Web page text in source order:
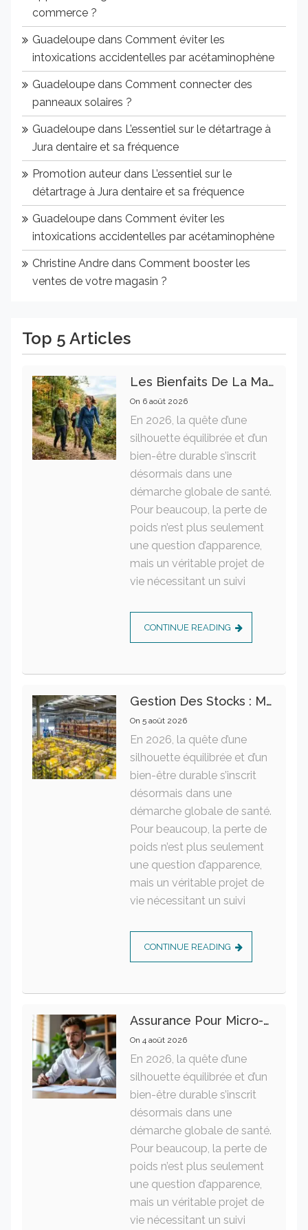
commerce ?
Guadeloupe dans Comment éviter les
intoxications accidentelles par acétaminophène
Guadeloupe dans Comment connecter des
panneaux solaires ?
Guadeloupe dans L’essentiel sur le détartrage à
Jura dentaire et sa fréquence
Promotion auteur dans L’essentiel sur le
détartrage à Jura dentaire et sa fréquence
Guadeloupe dans Comment éviter les
intoxications accidentelles par acétaminophène
Christine Andre dans Comment booster les
ventes de votre magasin ?
Top 5 Articles
Les Bienfaits De La Marche Sur La Santé Physique Et Mentale
On 6 août 2026
En 2026, la quête d’une
silhouette équilibrée et d’un
bien-être durable s’inscrit
désormais dans une
démarche globale de santé.
Pour beaucoup, la perte de
poids n’est plus seulement
une question d’apparence,
mais un véritable projet de
vie nécessitant un suivi
CONTINUE READING
Gestion Des Stocks : Meilleures Pratiques Intralogistiques
On 5 août 2026
En 2026, la quête d’une
silhouette équilibrée et d’un
bien-être durable s’inscrit
désormais dans une
démarche globale de santé.
Pour beaucoup, la perte de
poids n’est plus seulement
une question d’apparence,
mais un véritable projet de
vie nécessitant un suivi
CONTINUE READING
Assurance Pour Micro-Entrepreneur : Les Garanties Essentielles À Connaître
On 4 août 2026
En 2026, la quête d’une
silhouette équilibrée et d’un
bien-être durable s’inscrit
désormais dans une
démarche globale de santé.
Pour beaucoup, la perte de
poids n’est plus seulement
une question d’apparence,
mais un véritable projet de
vie nécessitant un suivi